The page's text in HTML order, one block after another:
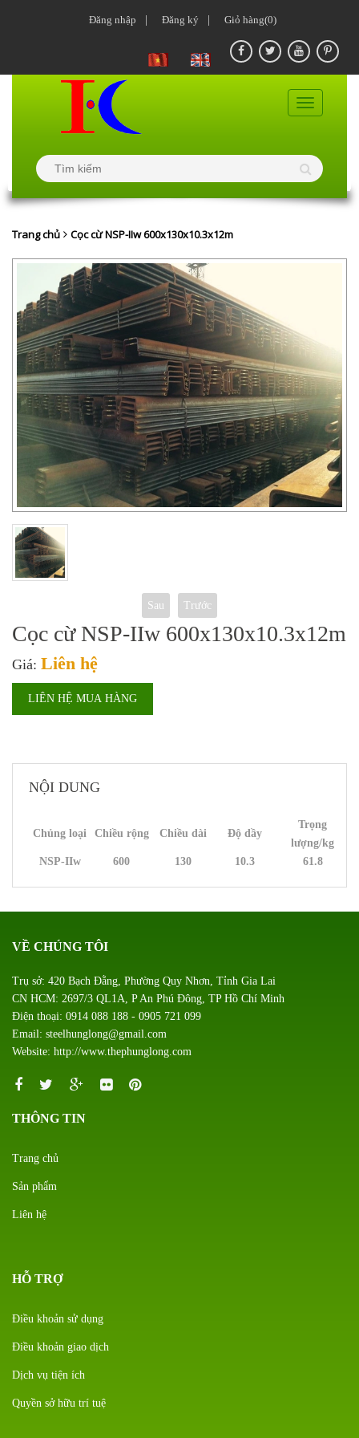
Đăng nhập Đăng ký Giỏ hàng(0)
Trang chủ Cọc cừ NSP-IIw 600x130x10.3x12m
Sau Trước
Cọc cừ NSP-IIw 600x130x10.3x12m
Giá: Liên hệ
LIÊN HỆ MUA HÀNG
NỘI DUNG
Chủng loại Chiều rộng Chiều dài Độ dầy
Trọng
lượng/kg
NSP-IIw 600 130 10.3 61.8
VỀ CHÚNG TÔI
Trụ sở: 420 Bạch Đằng, Phường Quy Nhơn, Tỉnh Gia Lai
CN HCM: 2697/3 QL1A, P An Phú Đông, TP Hồ Chí Minh
Điện thoại: 0914 088 188 - 0905 721 099
Email: steelhunglong@gmail.com
Website: http://www.thephunglong.com
THÔNG TIN
Trang chủ
Sản phẩm
Liên hệ
HỖ TRỢ
Điều khoản sử dụng
Điều khoản giao dịch
Dịch vụ tiện ích
Quyền sở hữu trí tuệ